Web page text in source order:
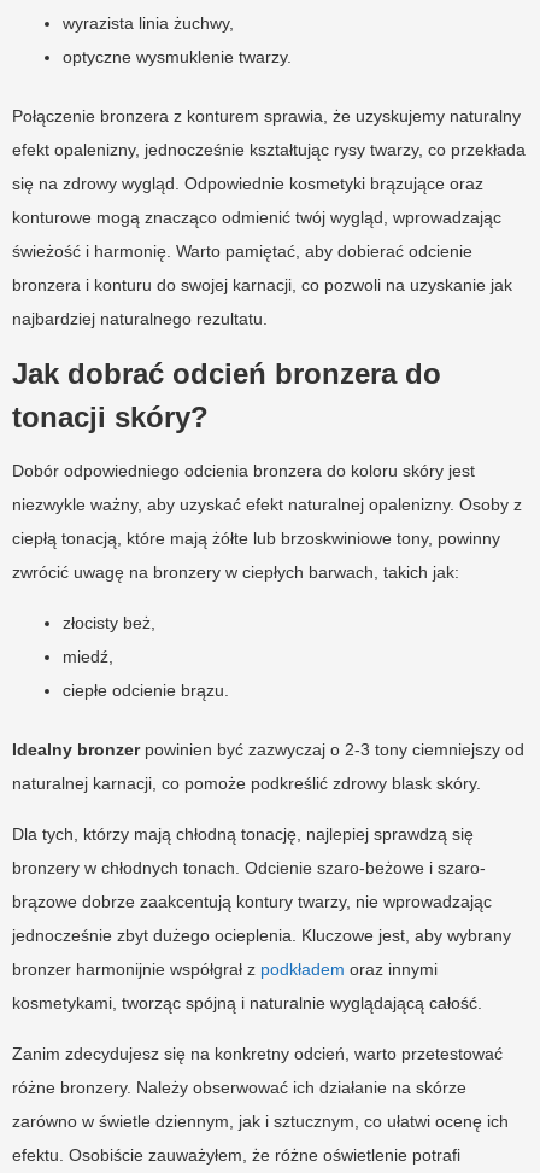
wyrazista linia żuchwy,
optyczne wysmuklenie twarzy.
Połączenie bronzera z konturem sprawia, że uzyskujemy naturalny
efekt opalenizny, jednocześnie kształtując rysy twarzy, co przekłada
się na zdrowy wygląd. Odpowiednie kosmetyki brązujące oraz
konturowe mogą znacząco odmienić twój wygląd, wprowadzając
świeżość i harmonię. Warto pamiętać, aby dobierać odcienie
bronzera i konturu do swojej karnacji, co pozwoli na uzyskanie jak
najbardziej naturalnego rezultatu.
Jak dobrać odcień bronzera do
tonacji skóry?
Dobór odpowiedniego odcienia bronzera do koloru skóry jest
niezwykle ważny, aby uzyskać efekt naturalnej opalenizny. Osoby z
ciepłą tonacją, które mają żółte lub brzoskwiniowe tony, powinny
zwrócić uwagę na bronzery w ciepłych barwach, takich jak:
złocisty beż,
miedź,
ciepłe odcienie brązu.
Idealny bronzerpowinien być zazwyczaj o 2-3 tony ciemniejszy od
naturalnej karnacji, co pomoże podkreślić zdrowy blask skóry.
Dla tych, którzy mają chłodną tonację, najlepiej sprawdzą się
bronzery w chłodnych tonach. Odcienie szaro-beżowe i szaro-
brązowe dobrze zaakcentują kontury twarzy, nie wprowadzając
jednocześnie zbyt dużego ocieplenia. Kluczowe jest, aby wybrany
bronzer harmonijnie współgrał z podkładem oraz innymi
kosmetykami, tworząc spójną i naturalnie wyglądającą całość.
Zanim zdecydujesz się na konkretny odcień, warto przetestować
różne bronzery. Należy obserwować ich działanie na skórze
zarówno w świetle dziennym, jak i sztucznym, co ułatwi ocenę ich
efektu. Osobiście zauważyłem, że różne oświetlenie potrafi